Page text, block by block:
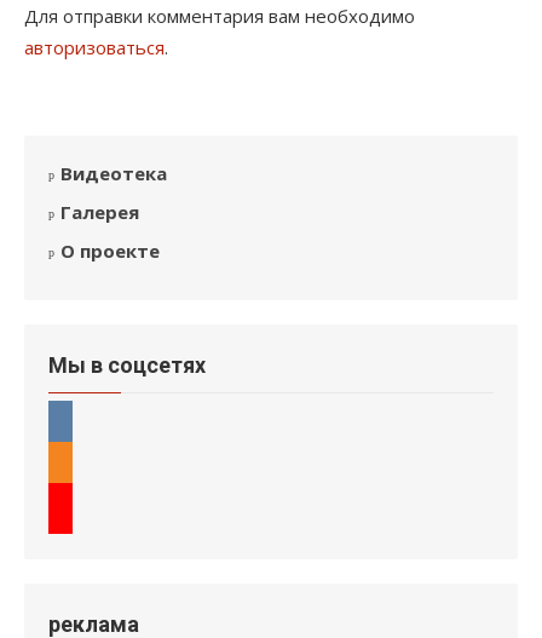
Для отправки комментария вам необходимо
авторизоваться.
Видеотека
Галерея
О проекте
Мы в соцсетях
реклама